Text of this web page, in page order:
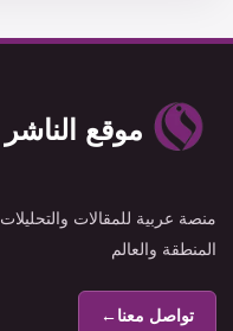
موقع الناشر
منصة عربية للمقالات
المنطقة والعالم
تواصل معنا←